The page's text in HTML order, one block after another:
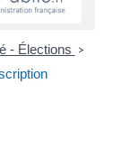
- Élections >